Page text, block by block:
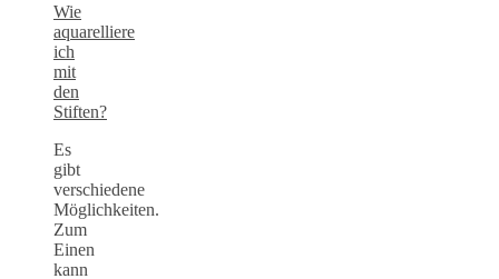
Wie
aquarelliere
ich
mit
den
Stiften?
Es
gibt
verschiedene
Möglichkeiten.
Zum
Einen
kann